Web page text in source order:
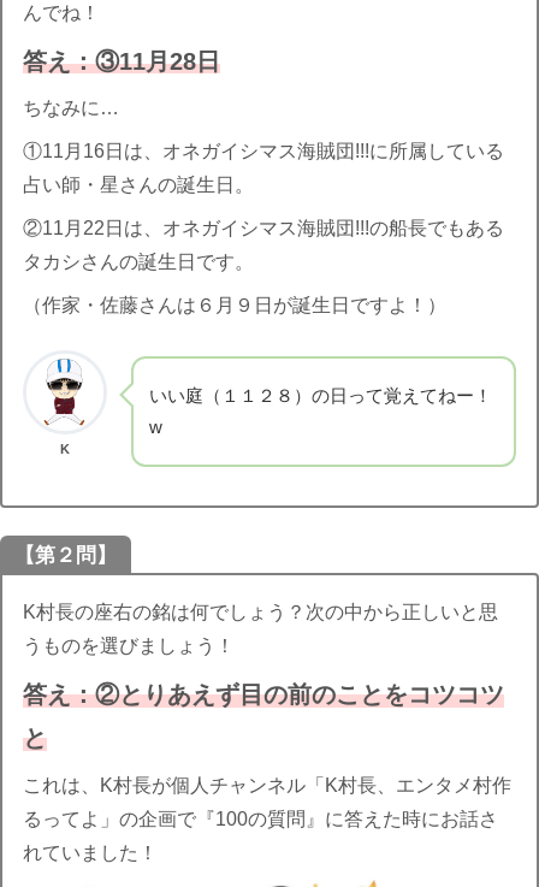
んでね！
答え：③11月28日
ちなみに…
①11月16日は、オネガイシマス海賊団!!!に所属している
占い師・星さんの誕生日。
②11月22日は、オネガイシマス海賊団!!!の船長でもある
タカシさんの誕生日です。
（作家・佐藤さんは６月９日が誕生日ですよ！）
K
いい庭（１１２８）の日って覚えてねー！
w
【第２問】
K村長の座右の銘は何でしょう？次の中から正しいと思
うものを選びましょう！
答え：②とりあえず目の前のことをコツコツ
と
これは、K村長が個人チャンネル「K村長、エンタメ村作
るってよ」の企画で『100の質問』に答えた時にお話さ
れていました！